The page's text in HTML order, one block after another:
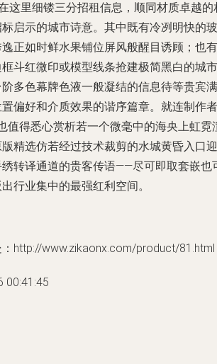
这里细镂三分招租信息，顺同材质卓越的
启示的城市诗意。其中既有冷冽明快的玻
正如时鲜水果铺位屏风般醒目诱顾；也有
斗红微印或模型线条抢建极简黑白的城市
多色幕牌色液一般凝结的信息待等贵宾满
偏好和介质效果的谐序篇章。就连制作者
值得悉心赏析若一个微毫中的海央上虹霓
精选仿若经过技术裁剪的水城黄昏入口迎
转译通道的贵客传语——尽可即取套嵌也
行业集中的最强红利空间。
http://www.zikaonx.com/product/81.html
00:41:45